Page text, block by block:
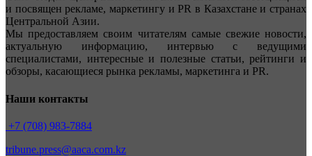
и посвящен рекламе, маркетингу и PR в Казахстане и странах
Центральной Азии.
Мы предоставляем своим читателям самые свежие новости,
актуальную информацию, интервью с ведущими
специалистами, интересные и полезные статьи, рейтинги и
обзоры, касающиеся рынка рекламы, маркетинга и PR.
Наши контакты
+7 (708) 983-7884
tribune.press@aaca.com.kz